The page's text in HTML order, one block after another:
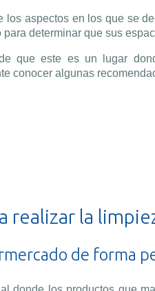
los aspectos en los que se
determinar que sus
que este es un lugar
conocer algunas
realizar la
de forma